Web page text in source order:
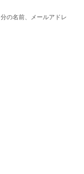
の名前、メールアドレ